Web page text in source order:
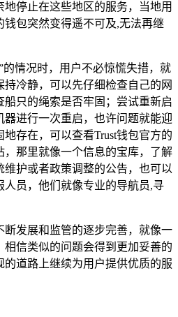
地停止在这些地区的服务，当地用
钱包突然变得遥不可及,无法再继
的情况时，用户不必惊慌失措，就
冷静，可以先仔细检查自己的网
只的绳索是否牢固；尝试重新启
进行一次重启，也许问题就能迎
存在，可以查看Trust钱包官方的
那里就像一个信息的宝库，了解
护或者政策调整的公告，也可以
人员，他们就像专业的导航员,寻
断发展和监管的逐步完善，就像一
信类似的问题会得到更加妥善的
的道路上继续为用户提供优质的服